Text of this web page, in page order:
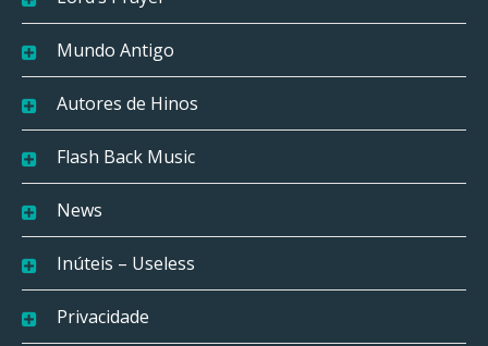
Mundo Antigo
Autores de Hinos
Flash Back Music
News
Inúteis – Useless
Privacidade